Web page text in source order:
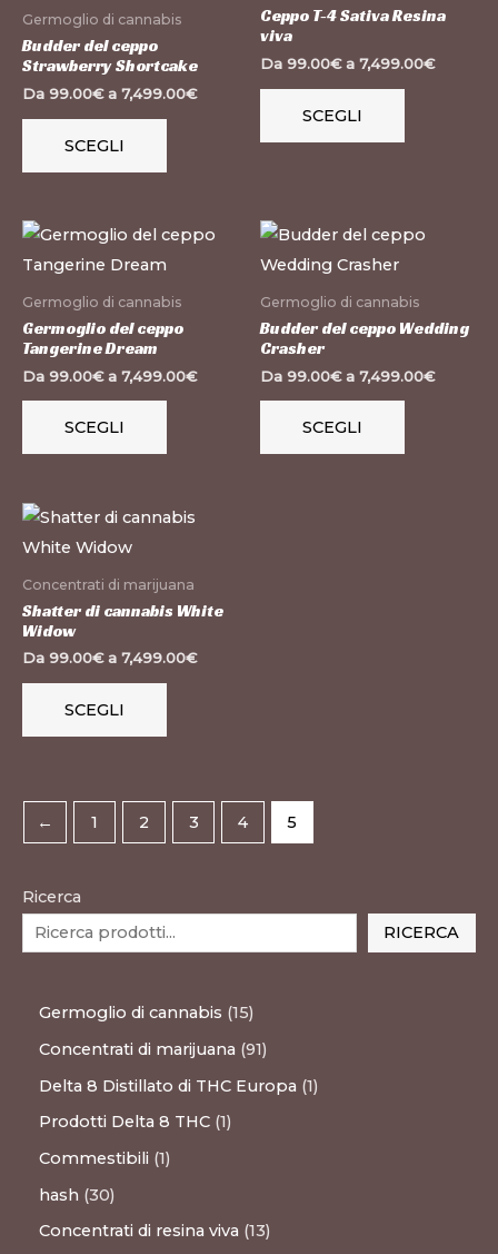
Ricerca
RICERCA
Germoglio di cannabis 15
Concentrati di marijuana 91
Delta 8 Distillato di THC Europa 1
Prodotti Delta 8 THC 1
Commestibili 1
hash 30
Concentrati di resina viva 13
pagina
prodotto
pagina
prodotto
Germoglio di cannabis
Budder del ceppo
Strawberry Shortcake
Da 99.00€a 7,499.00€
SCEGLI
ha
varianti.
Le
del
prodotto
Ceppo T-4 Sativa Resina
viva
Da 99.00€a 7,499.00€
SCEGLI
ha
varianti.
del
prodotto
Germoglio di cannabis
Germoglio del ceppo
Tangerine Dream
Da 99.00€a 7,499.00€
SCEGLI
Questo
ha
più
Le
del
Germoglio di cannabis
Budder del ceppo Wedding
Crasher
Da 99.00€a 7,499.00€
SCEGLI
Questo
ha
più
Le
Concentrati di marijuana
Shatter di cannabis White
Widow
Da 99.00€a 7,499.00€
SCEGLI
Questo
più
Le
nella
pagina
← 1 2 3 4 5